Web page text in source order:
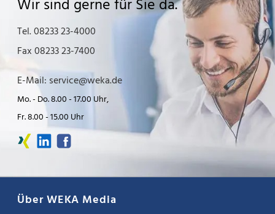
Über WEKA Media
Wir sind gerne für Sie da.
Tel. 08233 23-4000
Fax 08233 23-7400
E-Mail: service@weka.de
Mo. - Do. 8.00 - 17.00 Uhr,
Fr. 8.00 - 15.00 Uhr